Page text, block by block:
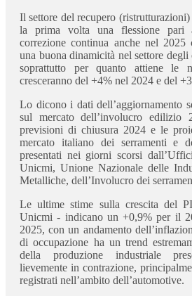
Il settore del recupero
la prima volta una flessione
correzione continua anche nel
una buona dinamicità nel settore
soprattutto per quanto attiene le
cresceranno del +4% nel 2024 e del
Lo dicono i dati dell’aggiornamento
sul mercato dell’involucro edilizio
previsioni di chiusura 2024 e le
mercato italiano dei serramenti e
presentati nei giorni scorsi
Unicmi, Unione Nazionale delle
Metalliche, dell’Involucro dei
Le ultime stime sulla crescita del
Unicmi - indicano un +0,9% per il
2025, con un andamento
di occupazione ha un trend
della produzione industriale
lievemente in contrazione,
registrati nell’ambito dell’automotive.